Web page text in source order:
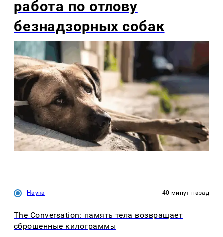
работа по отлову
безнадзорных собак
Наука 40 минут назад
The Conversation: память тела возвращает
сброшенные килограммы